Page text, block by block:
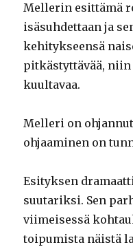
Mellerin esittämä
isäsuhdettaan ja
kehitykseensä
pitkästyttävää,
kuultavaa.
Melleri on
ohjaaminen on
Esityksen
suutariksi. Sen
viimeisessä
toipumista näistä